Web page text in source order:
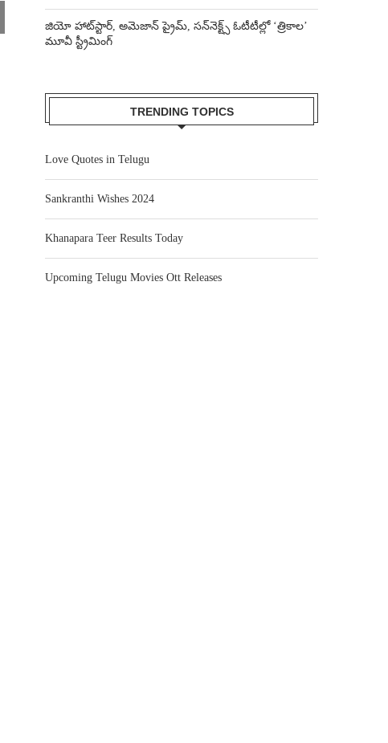
జియో హాట్‌స్టార్, అమెజాన్ ప్రైమ్, సన్‌నెక్ట్స్ ఓటీటీల్లో ‘త్రికాల’
మూవీ స్ట్రీమింగ్
TRENDING TOPICS
Love Quotes in Telugu
Sankranthi Wishes 2024
Khanapara Teer Results Today
Upcoming Telugu Movies Ott Releases